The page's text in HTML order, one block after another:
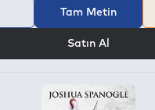
Tam Metin
Satın Al